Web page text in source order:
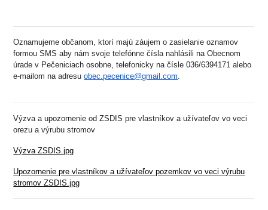
Oznamujeme občanom, ktorí majú záujem o zasielanie oznamov
formou SMS aby nám svoje telefónne čísla nahlásili na Obecnom
úrade v Pečeniciach osobne, telefonicky na čísle 036/6394171 alebo
e-mailom na adresuobec.pecenice@gmail.com.
Výzva a upozornenie od ZSDIS pre vlastníkov a užívateľov vo veci
orezu a výrubu stromov
Výzva ZSDIS.jpg
Upozornenie pre vlastníkov a užívateľov pozemkov vo veci výrubu
stromov ZSDIS.jpg